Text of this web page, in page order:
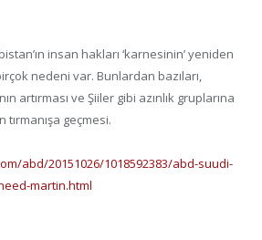
insan hakları ‘karnesinin’ yeniden
nedeni var. Bunlardan bazıları,
artırması ve Şiiler gibi azınlık gruplarına
tırmanışa geçmesi.
abd/20151026/1018592383/abd-suudi-
martin.html